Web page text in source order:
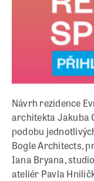
Návrh rezidence
architekta Jakuba
podobu
Bogle Architects,
Iana Bryana,
ateliér Pavla